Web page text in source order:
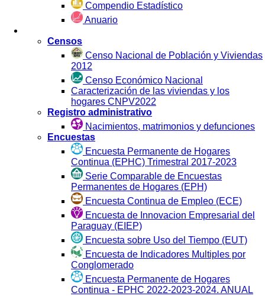
Compendio Estadístico
Anuario
Censos
Censo Nacional de Población y Viviendas
2012
Censo Económico Nacional
Caracterización de las viviendas y los
hogares CNPV2022
Registro administrativo
Nacimientos, matrimonios y defunciones
Encuestas
Encuesta Permanente de Hogares
Continua (EPHC) Trimestral 2017-2023
Serie Comparable de Encuestas
Permanentes de Hogares (EPH)
Encuesta Continua de Empleo (ECE)
Encuesta de Innovacion Empresarial del
Paraguay (EIEP)
Encuesta sobre Uso del Tiempo (EUT)
Encuesta de Indicadores Multiples por
Conglomerado
Encuesta Permanente de Hogares
Continua - EPHC 2022-2023-2024. ANUAL